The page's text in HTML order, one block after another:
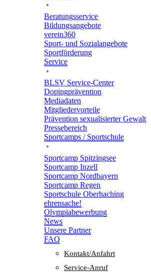
Bera­tungs­ser­vice
Bildungs­an­ge­bote
verein360
Sport- und Sozialangebote
Sport­för­de­rung
Service
BLSV Service-Center
Doping­prä­ven­tion
Media­da­ten
Mitglie­der­vor­teile
Präven­tion sexua­li­sier­ter Gewalt
Pres­se­be­reich
Sport­camps / Sportschule
Sport­camp Spitzingsee
Sport­camp Inzell
Sport­camp Nordbayern
Sport­camp Regen
Sport­schule Oberhaching
ehren­sa­che!
Olym­pia­be­wer­bung
News
Unsere Part­ner
FAQ
Kontakt/​​Anfahrt
Service-Anruf